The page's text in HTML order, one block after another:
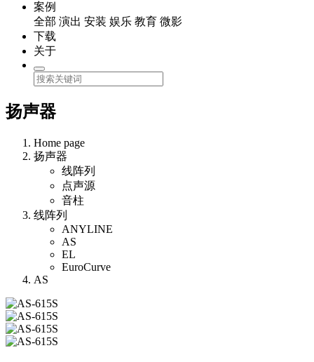
案例
全部 演出 安装 娱乐 教育 微影
下载
关于
扬声器
Home page
扬声器
线阵列
点声源
音柱
线阵列
ANYLINE
AS
EL
EuroCurve
AS